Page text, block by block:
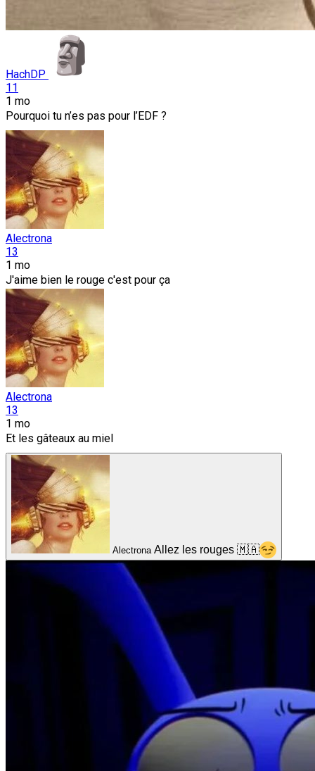
HachDP
11
1 mo
Pourquoi tu n’es pas pour l’EDF ?
Alectrona
13
1 mo
J'aime bien le rouge c'est pour ça
Alectrona
13
1 mo
Et les gâteaux au miel
Alectrona Allez les rouges 🇲🇦